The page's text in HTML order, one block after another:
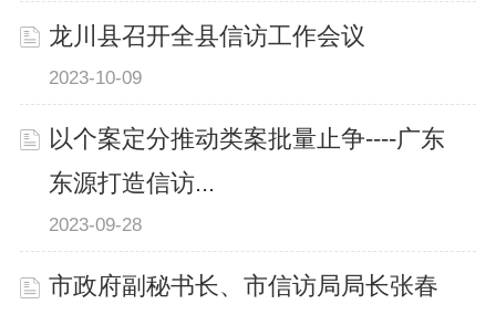
龙川县召开全县信访工作会议
2023-10-09
以个案定分推动类案批量止争----广东
东源打造信访...
2023-09-28
市政府副秘书长、市信访局局长张春